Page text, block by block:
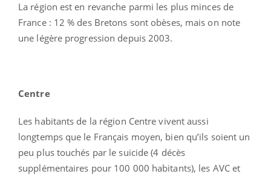
La région est en revanche parmi les plus minces de
France : 12 % des Bretons sont obèses, mais on note
une légère progression depuis 2003.
Centre
Les habitants de la région Centre vivent aussi
longtemps que le Français moyen, bien qu’ils soient un
peu plus touchés par le suicide (4 décès
supplémentaires pour 100 000 habitants), les AVC et